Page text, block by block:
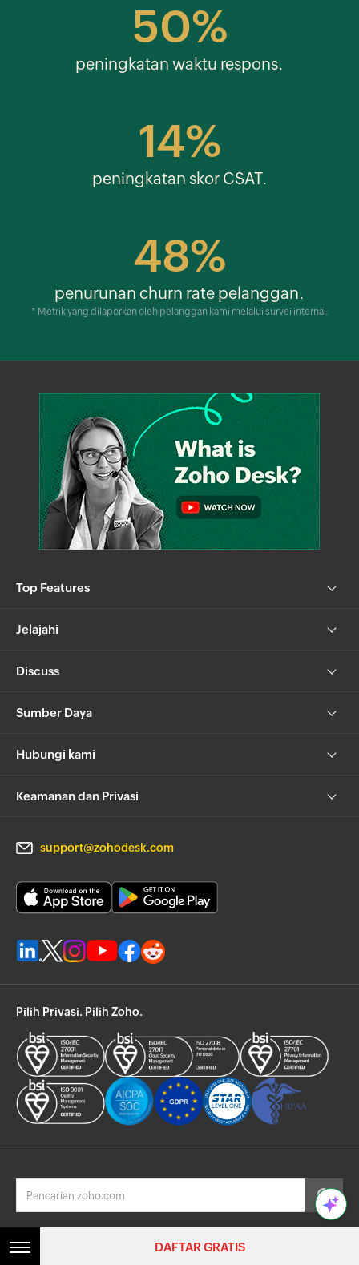
50%
peningkatan waktu respons.
14%
peningkatan skor CSAT.
48%
penurunan churn rate pelanggan.
* Metrik yang dilaporkan oleh pelanggan kami melalui survei internal.
Top Features
Jelajahi
Discuss
Sumber Daya
Hubungi kami
Keamanan dan Privasi
support@zohodesk.com
Pilih Privasi. Pilih Zoho.
© 2026, Zoho Corporation Pvt. Ltd. Semua Hak Dilindungi Undang-Undang.
DAFTAR GRATIS